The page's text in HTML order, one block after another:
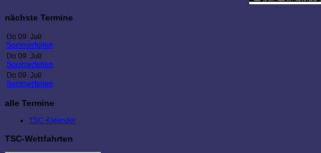
nächste Termine
Do 09. Juli
Sommerferien
Do 09. Juli
Sommerferien
Do 09. Juli
Sommerferien
alle Termine
TSC-Kalender
TSC-Wettfahrten